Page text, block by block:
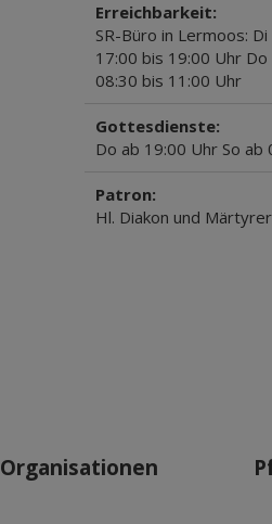
Erreichbarkeit:
SR-Büro in Lermoos:
17:00 bis 19:00 Uhr
08:30 bis 11:00 Uhr
Gottesdienste:
Do ab 19:00 Uhr So ab
Patron:
Hl. Diakon und
Organisationen